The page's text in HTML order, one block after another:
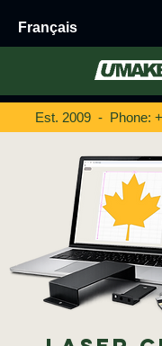
Français
Est. 2009 - Phone: